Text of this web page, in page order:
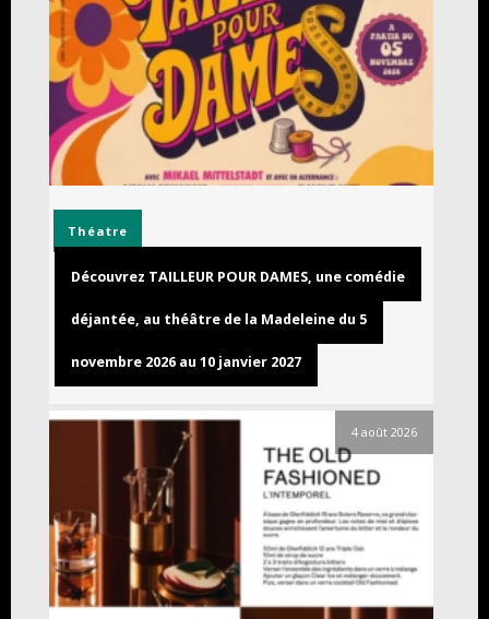
Théatre
Découvrez TAILLEUR POUR DAMES, une comédie
déjantée, au théâtre de la Madeleine du 5
novembre 2026 au 10 janvier 2027
4 août 2026